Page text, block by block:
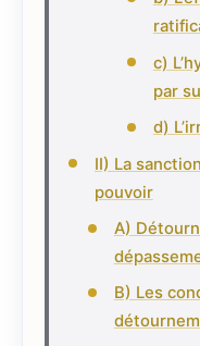
c)
par
d)
II) La
pouvoir
A)
B) Les